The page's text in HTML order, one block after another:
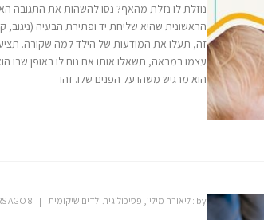
נוזלת לו נזלת מהאף? נסו להשהות את התגובה
הראשונית שהיא שליחת יד ופתירת הבעיה (ניגוב,
זה, תעלו את המודעות של הילד למה שקורה.
עצמו במראה, תשאלו אותו אם נוח לו באופן שבו
הוא מרגיש משהו על הפנים שלו. זהו
by : ליאורה מילין, פסיכולוגית ילדים שיקומית 8 YEARS AGO